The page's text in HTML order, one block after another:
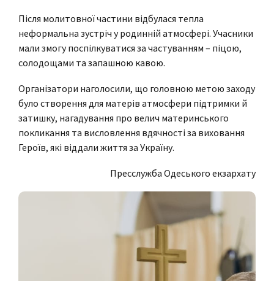
Після молитовної частини відбулася тепла
неформальна зустріч у родинній атмосфері. Учасники
мали змогу поспілкуватися за частуванням – піцою,
солодощами та запашною кавою.
Організатори наголосили, що головною метою заходу
було створення для матерів атмосфери підтримки й
затишку, нагадування про велич материнського
покликання та висловлення вдячності за виховання
Героїв, які віддали життя за Україну.
Пресслужба Одеського екзархату